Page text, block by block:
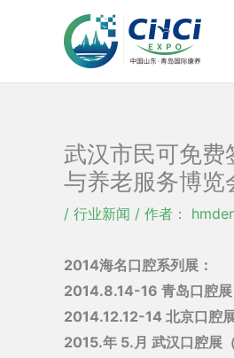
武汉市民可免费
与养老服务博览
/ 行业新闻 / 作者：
2014海名口腔系列展：
2014.8.14-16 青岛口腔展
2014.12.12-14 北京口腔
2015.年 5.月 武汉口腔展